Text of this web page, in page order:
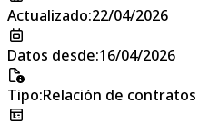
Actualizado:22/04/2026
Datos desde:16/04/2026
Tipo:Relación de